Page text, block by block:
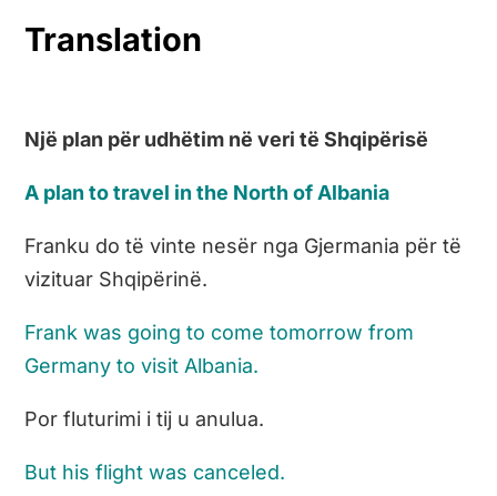
Translation
Një plan për udhëtim në veri të Shqipërisë
A plan to travel in the North of Albania
Franku do të vinte nesër nga Gjermania për të
vizituar Shqipërinë.
Frank was going to come tomorrow from
Germany to visit Albania.
Por fluturimi i tij u anulua.
But his flight was canceled.